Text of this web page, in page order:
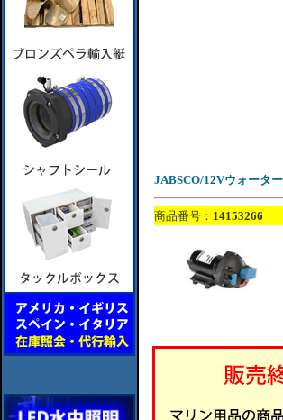
JABSCO/12Vウォータ
商品番号： 14153266